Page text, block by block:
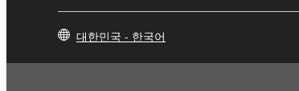
대한민국 - 한국어